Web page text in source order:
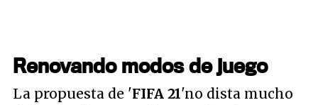
Renovando modos de juego
La propuesta de 'FIFA 21'no dista mucho